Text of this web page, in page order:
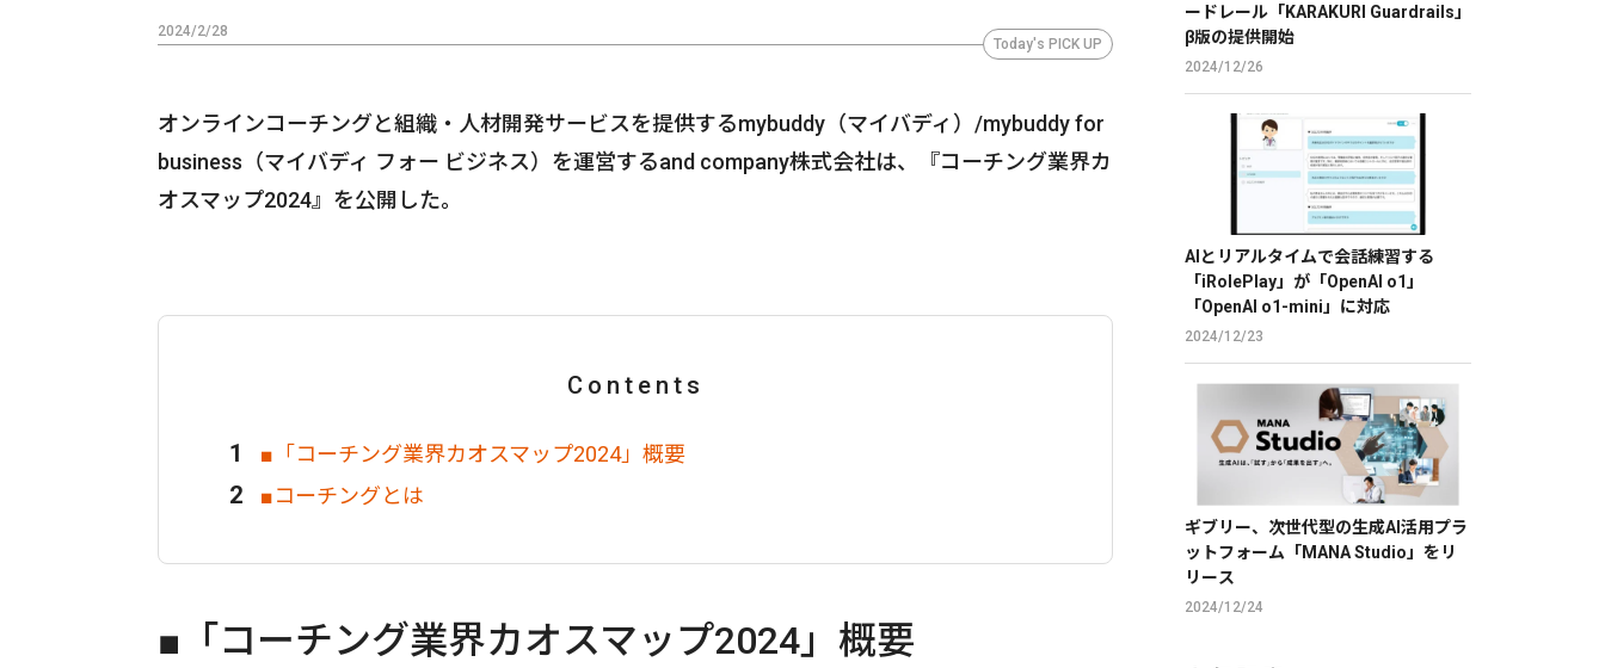
2024/2/28
Today's PICK UP
オンラインコーチングと組織・人材開発サービスを提供するmybuddy（マイバディ）/mybuddy for
business（マイバディ フォー ビジネス）を運営するand company株式会社は、『コーチング業界カ
オスマップ2024』を公開した。
Contents
■「コーチング業界カオスマップ2024」概要
■コーチングとは
■「コーチング業界カオスマップ2024」概要
ードレール「KARAKURI Guardrails」
β版の提供開始
2024/12/26
AIとリアルタイムで会話練習する
「iRolePlay」が「OpenAI o1」
「OpenAI o1-mini」に対応
2024/12/23
ギブリー、次世代型の生成AI活用プラ
ットフォーム「MANA Studio」をリ
リース
2024/12/24